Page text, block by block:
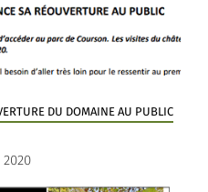
DU DOMAINE AU PUBLIC
2020